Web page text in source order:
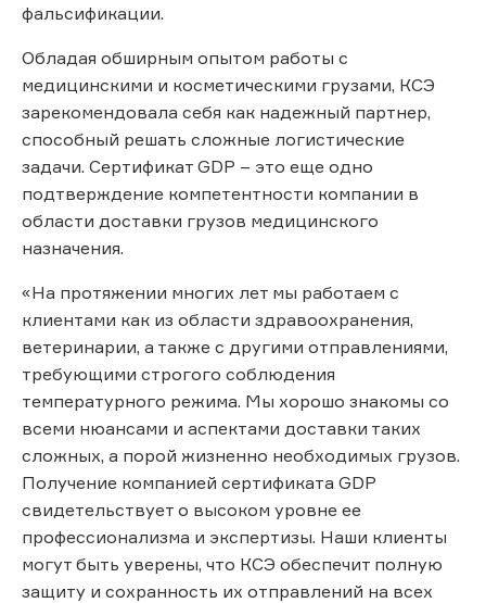
фальсификации.
Обладая обширным опытом работы с
медицинскими и косметическими грузами, КСЭ
зарекомендовала себя как надежный партнер,
способный решать сложные логистические
задачи. Сертификат GDP – это еще одно
подтверждение компетентности компании в
области доставки грузов медицинского
назначения.
«На протяжении многих лет мы работаем с
клиентами как из области здравоохранения,
ветеринарии, а также с другими отправлениями,
требующими строгого соблюдения
температурного режима. Мы хорошо знакомы со
всеми нюансами и аспектами доставки таких
сложных, а порой жизненно необходимых грузов.
Получение компанией сертификата GDP
свидетельствует о высоком уровне ее
профессионализма и экспертизы. Наши клиенты
могут быть уверены, что КСЭ обеспечит полную
защиту и сохранность их отправлений на всех